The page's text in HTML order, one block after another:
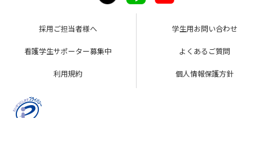
採用ご担当者様へ 学生用お問い合わせ
看護学生サポーター募集中 よくあるご質問
利用規約 個人情報保護方針